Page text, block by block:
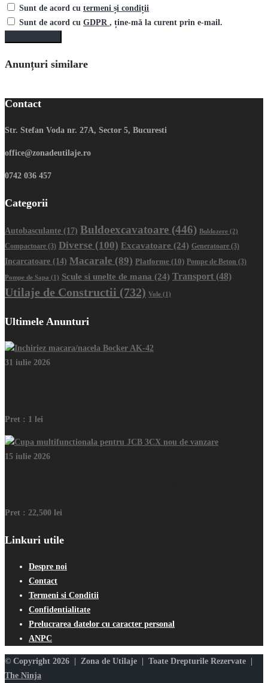
Sunt de acord cu termeni și condiții
Sunt de acord cu GDPR , ține-mă la curent prin e-mail.
Anunțuri similare
Contact
Str. Stefan Voda nr. 27A, Sector 5, Bucuresti
office@zonadeutilaje.ro
0742 036 457
Categorii
Autobasculante (17) Buldoexcavatoare (446) Buldozere (2)
Compactoare (3) Diverse (100) Excavatoare (24) Generatoare (3)
Incarcatoare (14) Macarale (89) Platforme (10) Pompe de Beton (3)
Pompe de Sapa (1) Scule si unelte de mana (24) Transport (48)
Utilaje de Constructii (732) Vole (1)
Ultimele Anunturi
31 iulie 2026
Pret : 1 lei
15 iulie 2026
Pret : 22,500 lei
Linkuri utile
Despre noi
Contact
Termeni si Conditii
Confidentialitate
Prelucrarea datelor cu caracter personal
ANPC
© Copyright 2026 | Zona de Utilaje | Toate Drepturile Rezervate |
The Ninja